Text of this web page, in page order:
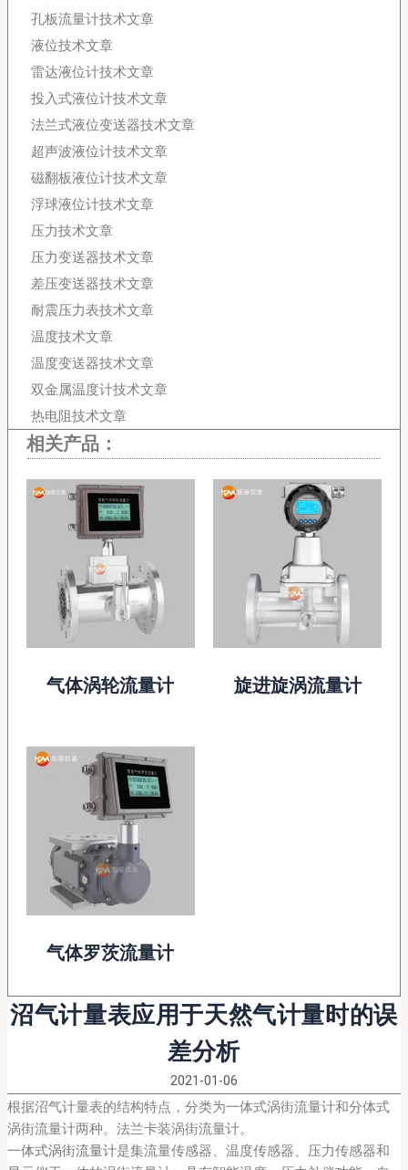
孔板流量计技术文章
液位技术文章
雷达液位计技术文章
投入式液位计技术文章
法兰式液位变送器技术文章
超声波液位计技术文章
磁翻板液位计技术文章
浮球液位计技术文章
压力技术文章
压力变送器技术文章
差压变送器技术文章
耐震压力表技术文章
温度技术文章
温度变送器技术文章
双金属温度计技术文章
热电阻技术文章
相关产品：
气体涡轮流量计 旋进旋涡流量计
气体罗茨流量计
沼气计量表应用于天然气计量时的误
差分析
2021-01-06
根据沼气计量表的结构特点，分类为一体式涡街流量计和分体式
涡街流量计两种。法兰卡装涡街流量计。
一体式涡街流量计是集流量传感器、温度传感器、压力传感器和